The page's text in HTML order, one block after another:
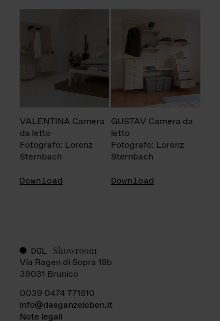
VALENTINA Camera
da letto
Fotografo: Lorenz
Sternbach
Download
GUSTAV Camera da
letto
Fotografo: Lorenz
Sternbach
Download
DGL Showroom
Via Ragen di Sopra 18b
39031 Brunico
0039 0474 771510
info@dasganzeleben.it
Note legali